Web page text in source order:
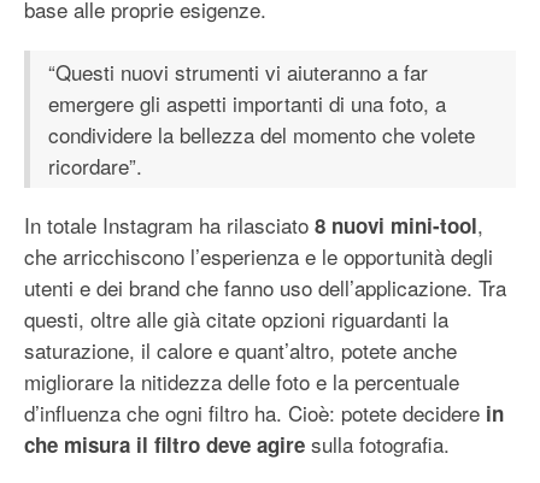
base alle proprie esigenze.
“Questi nuovi strumenti vi aiuteranno a far
emergere gli aspetti importanti di una foto, a
condividere la bellezza del momento che volete
ricordare”.
In totale Instagram ha rilasciato 8 nuovi mini-tool,
che arricchiscono l’esperienza e le opportunità degli
utenti e dei brand che fanno uso dell’applicazione. Tra
questi, oltre alle già citate opzioni riguardanti la
saturazione, il calore e quant’altro, potete anche
migliorare la nitidezza delle foto e la percentuale
d’influenza che ogni filtro ha. Cioè: potete decidere in
che misura il filtro deve agire sulla fotografia.